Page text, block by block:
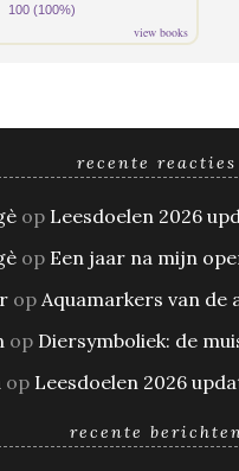
100 (100%)
view books
recente reacties
op Leesdoelen 2026
op Een jaar na mijn
op Aquamarkers van de
op Diersymboliek: de
op Leesdoelen 2026
recente